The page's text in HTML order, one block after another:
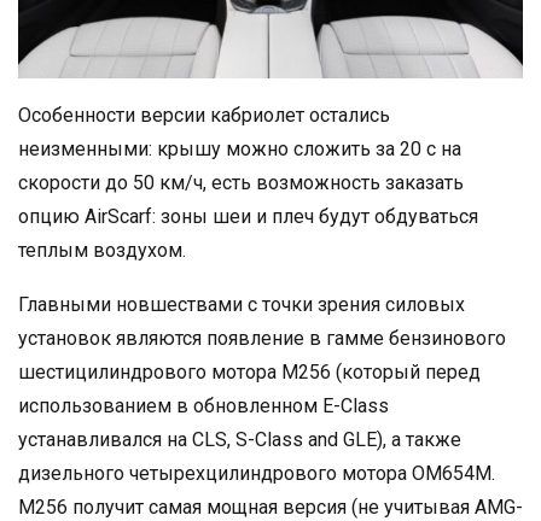
Особенности версии кабриолет остались
неизменными: крышу можно сложить за 20 с на
скорости до 50 км/ч, есть возможность заказать
опцию AirScarf: зоны шеи и плеч будут обдуваться
теплым воздухом.
Главными новшествами с точки зрения силовых
установок являются появление в гамме бензинового
шестицилиндрового мотора M256 (который перед
использованием в обновленном E-Class
устанавливался на CLS, S-Class and GLE), а также
дизельного четырехцилиндрового мотора OM654M.
M256 получит самая мощная версия (не учитывая AMG-